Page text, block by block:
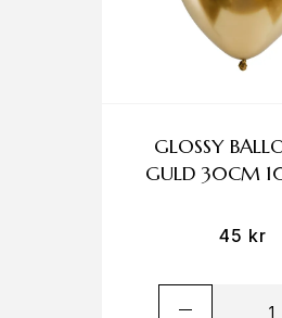
GLOSSY
GULD 30CM
45 kr